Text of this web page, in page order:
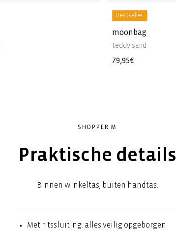
Bestseller
moonbag
teddy sand
Normale
79,95€
SHOPPER M
Praktische details
Binnen winkeltas, buiten handtas.
Met ritssluiting: alles veilig opgeborgen